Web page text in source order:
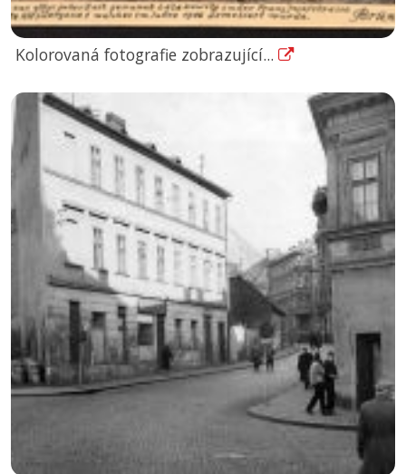
Kolorovaná fotografie zobrazující...